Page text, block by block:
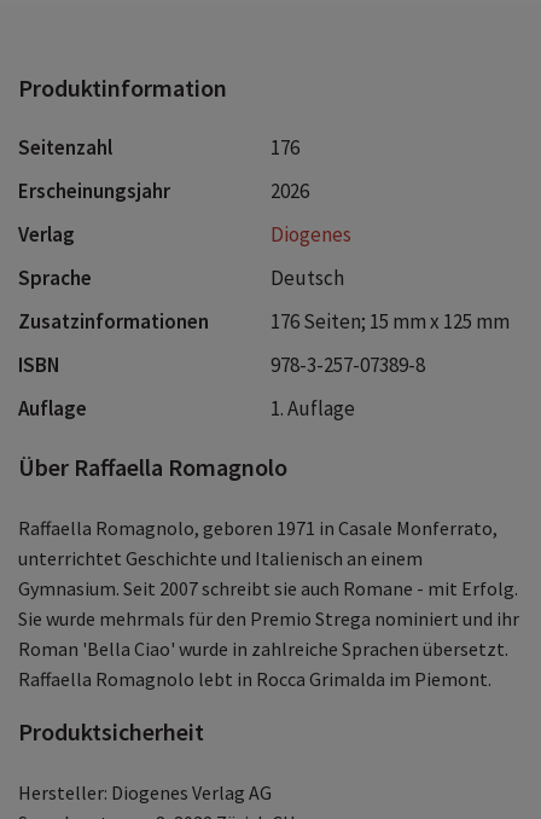
Produktinformation
Seitenzahl
176
Erscheinungsjahr
2026
Verlag
Diogenes
Sprache
Deutsch
Zusatzinformationen
176 Seiten; 15 mm x 125 mm
ISBN
978-3-257-07389-8
Auflage
1. Auflage
Über Raffaella Romagnolo
Raffaella Romagnolo, geboren 1971 in Casale Monferrato,
unterrichtet Geschichte und Italienisch an einem
Gymnasium. Seit 2007 schreibt sie auch Romane - mit Erfolg.
Sie wurde mehrmals für den Premio Strega nominiert und ihr
Roman 'Bella Ciao' wurde in zahlreiche Sprachen übersetzt.
Raffaella Romagnolo lebt in Rocca Grimalda im Piemont.
Produktsicherheit
Hersteller: Diogenes Verlag AG